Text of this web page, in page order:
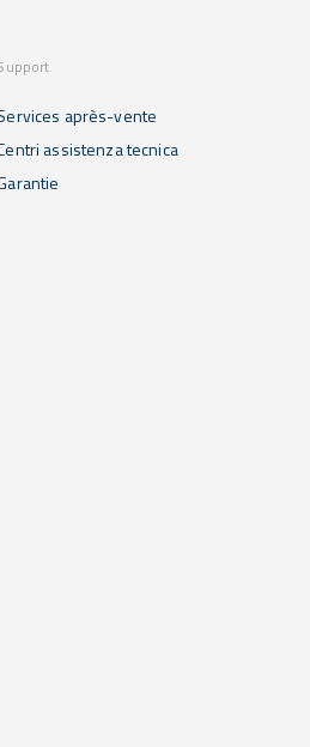
après-vente
assistenza tecnica